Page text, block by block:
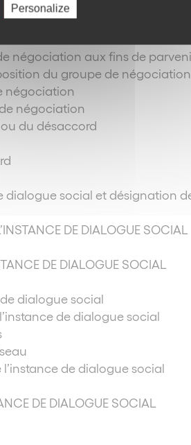
DE L’INSTANCE DE
négociation aux fins de
du groupe de négociation
négociation
négociation
du désaccord
dialogue social et désignation
DE DIALOGUE SOCIAL
DE DIALOGUE SOCIAL
dialogue social
de dialogue social
de dialogue social
DE DIALOGUE SOCIAL
Personalize